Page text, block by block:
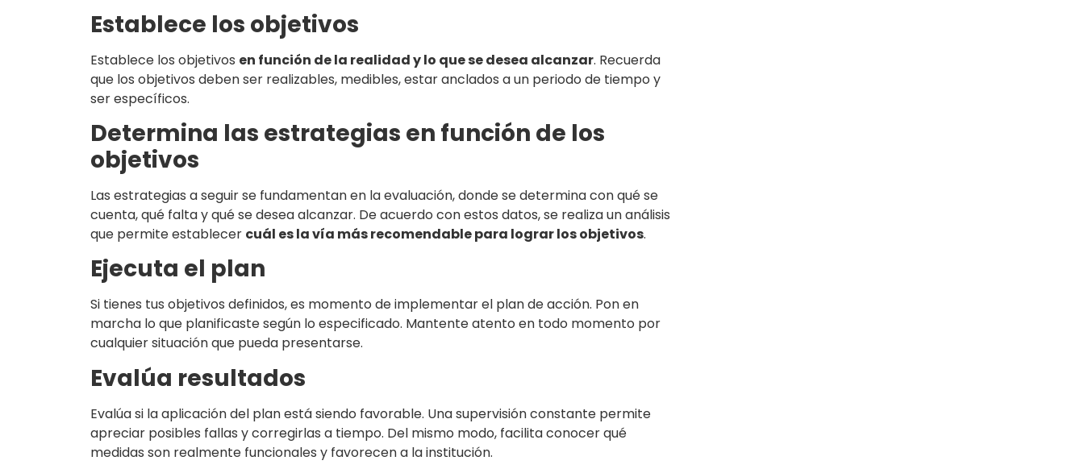
Establece los objetivos
Establece los objetivos en función de la realidad y lo que se desea alcanzar. Recuerda
que los objetivos deben ser realizables, medibles, estar anclados a un periodo de tiempo y
ser específicos.
Determina las estrategias en función de los
objetivos
Las estrategias a seguir se fundamentan en la evaluación, donde se determina con qué se
cuenta, qué falta y qué se desea alcanzar. De acuerdo con estos datos, se realiza un análisis
que permite establecer cuál es la vía más recomendable para lograr los objetivos.
Ejecuta el plan
Si tienes tus objetivos definidos, es momento de implementar el plan de acción. Pon en
marcha lo que planificaste según lo especificado. Mantente atento en todo momento por
cualquier situación que pueda presentarse.
Evalúa resultados
Evalúa si la aplicación del plan está siendo favorable. Una supervisión constante permite
apreciar posibles fallas y corregirlas a tiempo. Del mismo modo, facilita conocer qué
medidas son realmente funcionales y favorecen a la institución.